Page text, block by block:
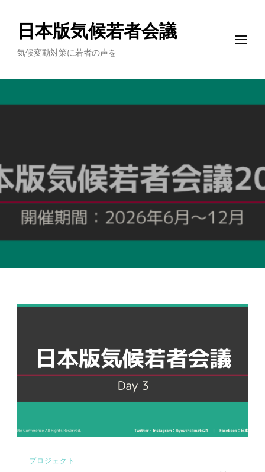
日本版気候若者会議
気候変動対策に若者の声を
プロジェクト